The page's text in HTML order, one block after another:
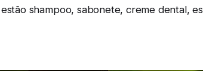
shampoo, sabonete, creme dental,